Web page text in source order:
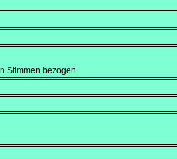
Stimmen bezogen